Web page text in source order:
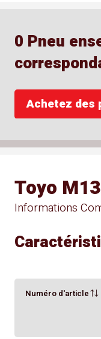
0 Pneu
Achetez des
Informations
Toyo
Numéro d'article